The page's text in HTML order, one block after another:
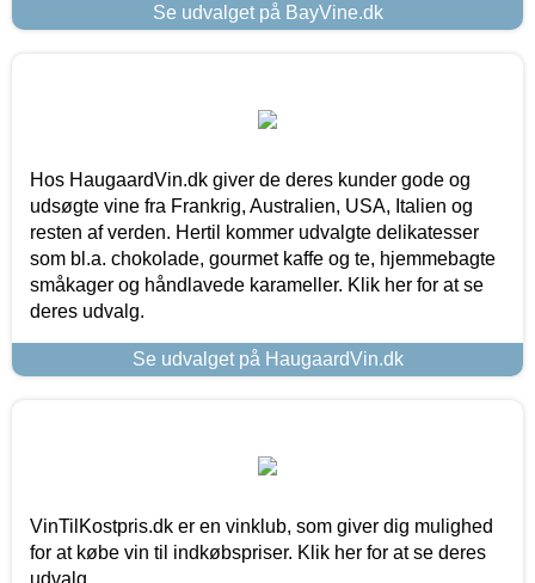
Se udvalget på BayVine.dk
Hos HaugaardVin.dk giver de deres kunder gode og
udsøgte vine fra Frankrig, Australien, USA, Italien og
resten af verden. Hertil kommer udvalgte delikatesser
som bl.a. chokolade, gourmet kaffe og te, hjemmebagte
småkager og håndlavede karameller. Klik her for at se
deres udvalg.
Se udvalget på HaugaardVin.dk
VinTilKostpris.dk er en vinklub, som giver dig mulighed
for at købe vin til indkøbspriser. Klik her for at se deres
udvalg.